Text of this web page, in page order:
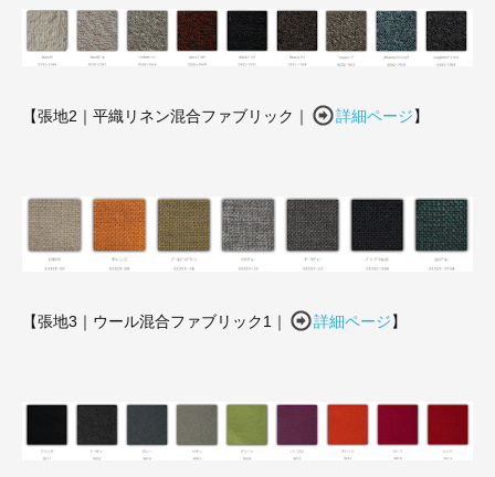
【張地2｜平織リネン混合ファブリック｜ 詳細ページ】
【張地3｜ウール混合ファブリック1｜ 詳細ページ】